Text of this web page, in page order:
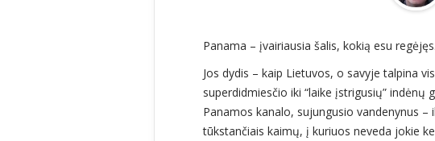
Panama – įvairiausia šalis, kokią esu regėjęs.
Jos dydis – kaip Lietuvos, o savyje talpina
superdidmiesčio iki “laike įstrigusių” indėnų
Panamos kanalo, sujungusio vandenynus –
tūkstančiais kaimų, į kuriuos neveda jokie